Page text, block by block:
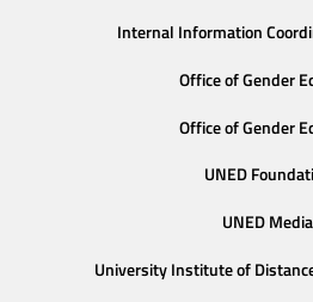
Internal Information
Office of Gender
Office of Gender
UNED
UNED Media
University Institute of